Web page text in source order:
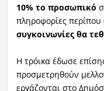
10% το προσωπικό
πληροφορίες περίπου
συγκοινωνίες θα
Η τρόικα έδωσε
προσμετρηθούν
εργάζονται στο